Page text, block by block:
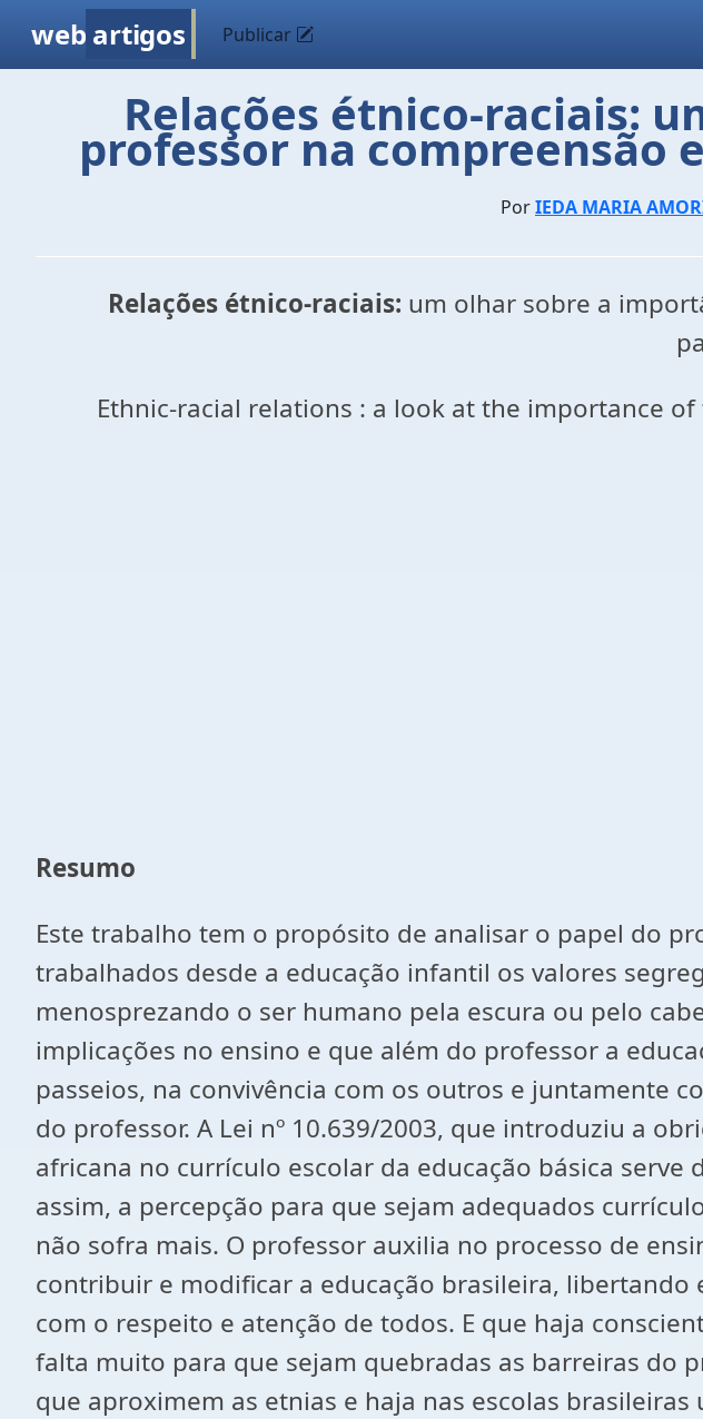
web artigos Publicar
Relações étnico-raciais:
professor na compreensão
PorIEDA MARIA
Relações étnico-raciais: um olhar sobre a
Ethnic-racial relations : a look at the importance
Resumo
Este trabalho tem o propósito de analisar o papel do
trabalhados desde a educação infantil os valores
menosprezando o ser humano pela escura ou pelo
implicações no ensino e que além do professor a
passeios, na convivência com os outros e juntamente
do professor. A Lei nº 10.639/2003, que introduziu a
africana no currículo escolar da educação básica
assim, a percepção para que sejam adequados
não sofra mais. O professor auxilia no processo de
contribuir e modificar a educação brasileira,
com o respeito e atenção de todos. E que haja
falta muito para que sejam quebradas as barreiras do
que aproximem as etnias e haja nas escolas